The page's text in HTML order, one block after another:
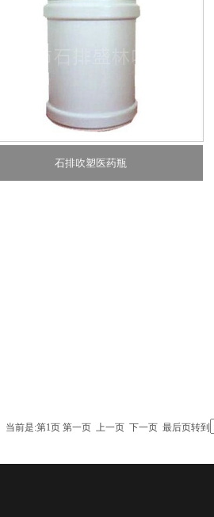
石排吹塑医药瓶
前是:第1页 第一页 上一页 下一页 最后页转到